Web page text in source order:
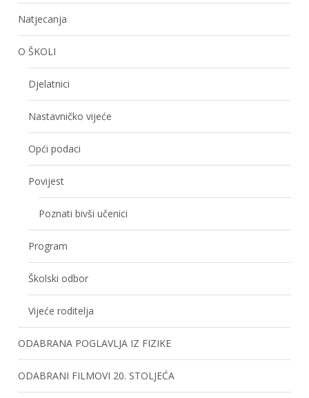
Natjecanja
O ŠKOLI
Djelatnici
Nastavničko vijeće
Opći podaci
Povijest
Poznati bivši učenici
Program
Školski odbor
Vijeće roditelja
ODABRANA POGLAVLJA IZ FIZIKE
ODABRANI FILMOVI 20. STOLJEĆA